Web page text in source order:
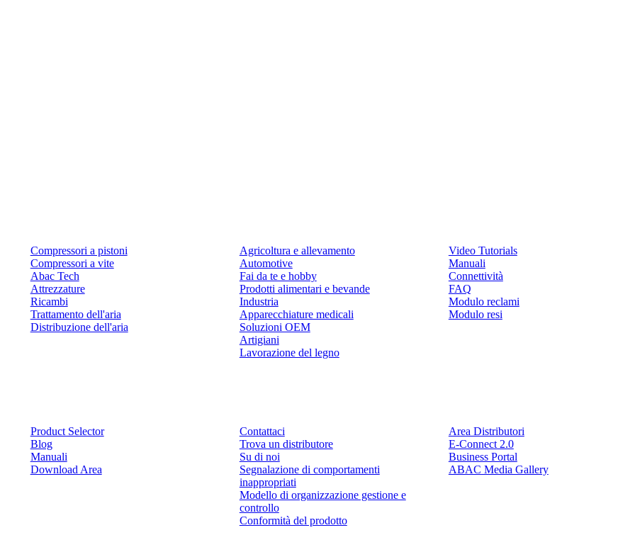
Compressori a pistoni
Compressori a vite
Abac Tech
Attrezzature
Ricambi
Trattamento dell'aria
Distribuzione dell'aria
Agricoltura e allevamento
Automotive
Fai da te e hobby
Prodotti alimentari e bevande
Industria
Apparecchiature medicali
Soluzioni OEM
Artigiani
Lavorazione del legno
Video Tutorials
Manuali
Connettività
FAQ
Modulo reclami
Modulo resi
Product Selector
Blog
Manuali
Download Area
Contattaci
Trova un distributore
Su di noi
Segnalazione di comportamenti
inappropriati
Modello di organizzazione gestione e
controllo
Conformità del prodotto
Area Distributori
E-Connect 2.0
Business Portal
ABAC Media Gallery